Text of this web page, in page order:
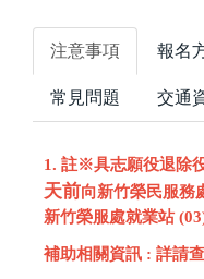
注意事項 報名
常見問題 交通
1. 註※具志願役退除
天前向新竹榮民服務
新竹榮服處就業站
補助相關資訊 : 詳請